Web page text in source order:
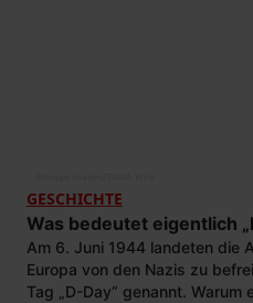
GESCHICHTE
Was bedeutet eigentlich
Am 6. Juni 1944 landeten die
Europa von den Nazis zu
Tag „D-Day“ genannt. Warum